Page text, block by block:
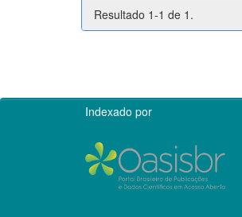
Resultado 1-1 de 1.
Indexado por